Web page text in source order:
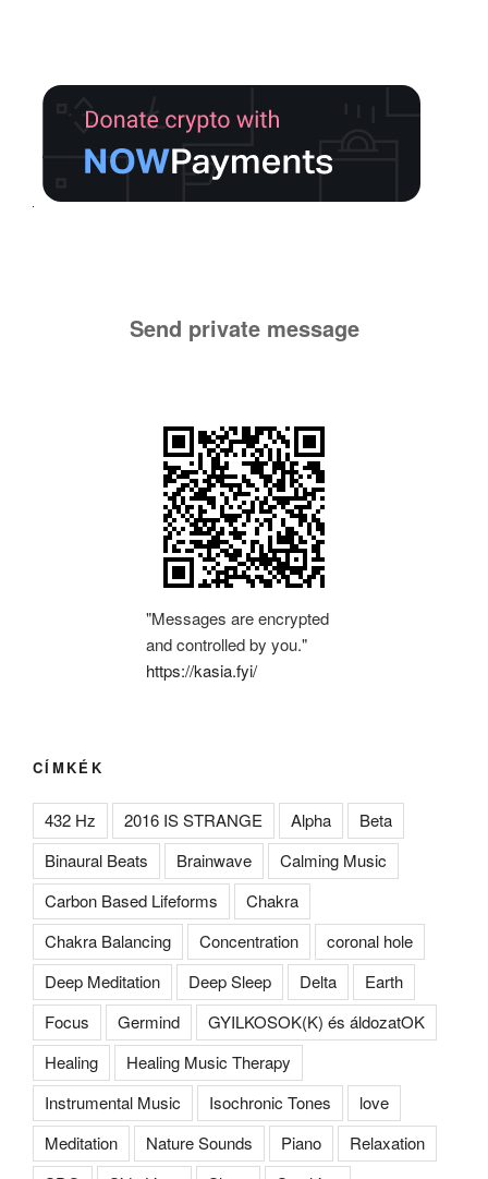
Send private message
"Messages are encrypted
and controlled by you."
https://kasia.fyi/
CÍMKÉK
432 Hz 2016 IS STRANGE Alpha
Beta
Binaural Beats
Brainwave
Calming Music
Carbon Based Lifeforms
Chakra
Chakra Balancing
Concentration
coronal hole
Deep Meditation
Deep Sleep Delta
Earth
Focus
Germind
GYILKOSOK(K) és áldozatOK
Healing
Healing Music Therapy
Instrumental Music
Isochronic Tones
love
Meditation
Nature Sounds Piano
Relaxation